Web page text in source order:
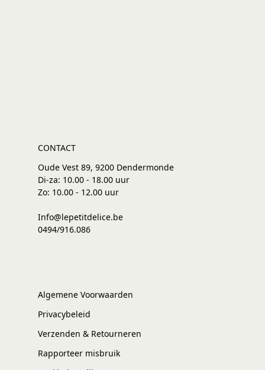
CONTACT
Oude Vest 89, 9200 Dendermonde
Di-za: 10.00 - 18.00 uur
Zo: 10.00 - 12.00 uur
Info@lepetitdelice.be
0494/916.086
Algemene Voorwaarden
Privacybeleid
Verzenden & Retourneren
Rapporteer misbruik